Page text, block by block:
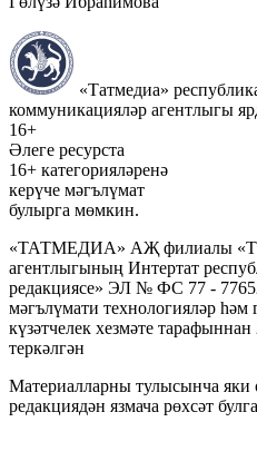
«Татмедиа»
коммуникацияләр агентлыгы
16+
Әлеге ресурста
16+ категорияләренә
керүче мәгълүмат
булырга мөмкин.
«ТАТМЕДИА» АҖ филиалы
агентлыгының Интертат
редакциясе» ЭЛ № ФС 77 -
мәгълүмати технологияләр
күзәтчелек хезмәте
теркәлгән
Материалларны тулысынча яки
редакциядән язмача рөхсәт